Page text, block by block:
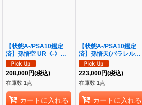
【状態A-/PSA10鑑定
済】孫悟空 UR《-》
{UGM1-SEC4}
208,000円(税込)
在庫数 1点
カートに入れる
【状態A-/PSA10鑑定
済】孫悟天(パラレル版)
《SCR☆☆》{FB08-
121}
223,000円(税込)
在庫数 1点
カートに入れる